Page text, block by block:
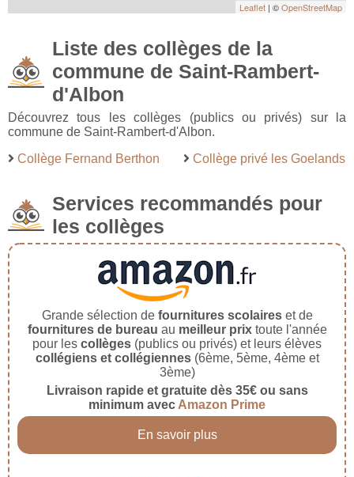
Leaflet | ©OpenStreetMap
Liste des collèges de la
commune de Saint-Rambert-
d'Albon
Découvrez tous les collèges (publics ou privés) sur la
commune de Saint-Rambert-d'Albon.
Collège Fernand Berthon
Collège privé les Goelands
Services recommandés pour
les collèges
Grande sélection de fournitures scolaireset de
fournitures de bureau au meilleur prixtoute l'année
pour les collèges (publics ou privés) et leurs élèves
collégiens et collégiennes(6ème, 5ème, 4ème et
3ème)
Livraison rapide et gratuite dès 35€ ou sans
minimum avec Amazon Prime
En savoir plus